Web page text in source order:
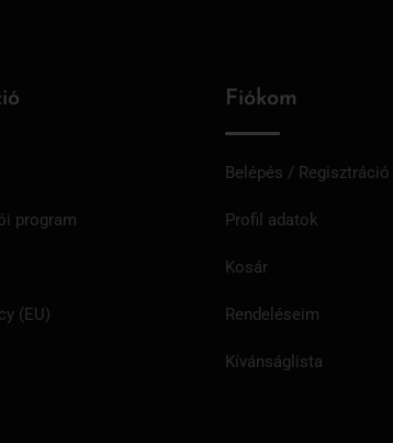
program
(EU)
Fiókom
Belépés / Regisztráció
Profil adatok
Kosár
Rendeléseim
Kívánságlista